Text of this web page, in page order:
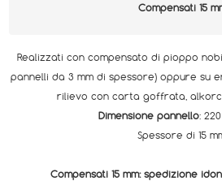
Compensati 15
Realizzati con compensato di pioppo
pannelli da 3 mm di spessore) oppure su
rilievo con carta goffrata,
Dimensione pannello:
Spessore di 15
Compensati 15 mm: spedizione